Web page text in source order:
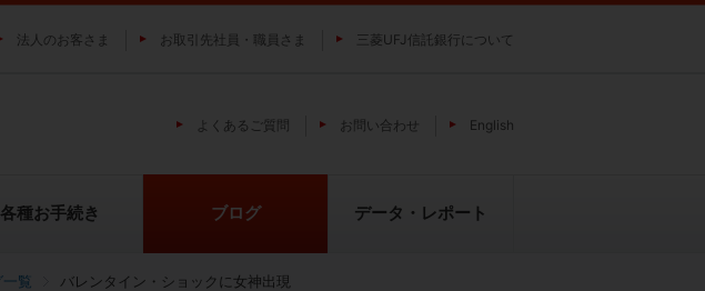
覧 バレンタイン・ショックに女神出現
法人のお客さま お取引先社員・職員さま 三菱UFJ信託銀行について
よくあるご質問 お問い合わせ English
各種お手続き ブログ データ・レポート